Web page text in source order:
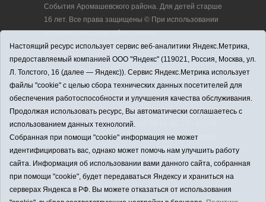
События Аромашевского района. Для детей старше
16 лет. Все права защищены © При использовании
материалов ссылка обязательна.
Адрес редакции: 627350, Россия, Тюменская
область, Аромашевский район, с. Аромашево, ул.
Кирова, д. 13.
Адрес электронной почты редакции:
strudu72@obl72.ru
Телефон редакции: 8 (34545) 2-30-58
Регистрационный номер СМИ ЭЛ № ФС 77 - 65176
выдано Федеральной службой по надзору в сфере
связи, информационных технологий и массовых
коммуникаций (Роскомнадзор) 28.03.2016 г.
Учредитель: АНО «Информационно-издательский
центр «Слава труду».
Настоящий ресурс использует сервис веб-аналитики Яндекс.Метрика,
предоставляемый компанией ООО "Яндекс" (119021, Россия, Москва, ул.
Л. Толстого, 16 (далее — Яндекс)). Сервис Яндекс.Метрика использует
файлы "cookie" с целью сбора технических данных посетителей для
обеспечения работоспособности и улучшения качества обслуживания.
Продолжая использовать ресурс, Вы автоматически соглашаетесь с
использованием данных технологий.
Собранная при помощи "cookie" информация не может
идентифицировать вас, однако может помочь нам улучшить работу
сайта. Информация об использовании вами данного сайта, собранная
при помощи "cookie", будет передаваться Яндексу и храниться на
серверах Яндекса в РФ. Вы можете отказаться от использования